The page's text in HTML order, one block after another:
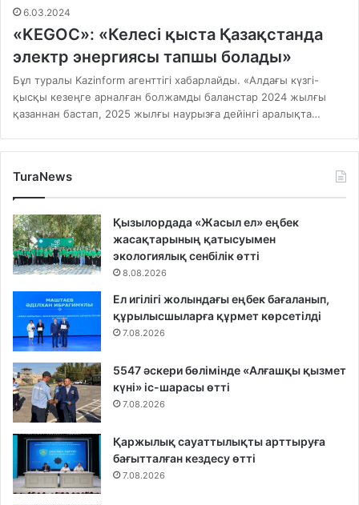
6.03.2024
«KEGOC»: «Келесі қыста Қазақстанда
электр энергиясы тапшы болады»
Бұл туралы Kazinform агенттігі хабарлайды. «Алдағы күзгі-
қысқы кезеңге арналған болжамды баланстар 2024 жылғы
қазаннан бастап, 2025 жылғы наурызға дейінгі аралықта…
TuraNews
Қызылордада «Жасыл ел» еңбек
жасақтарының қатысуымен
экологиялық сенбілік өтті
8.08.2026
Ел игілігі жолындағы еңбек бағаланып,
құрылысшыларға құрмет көрсетілді
7.08.2026
5547 әскери бөлімінде «Алғашқы қызмет
күні» іс-шарасы өтті
7.08.2026
Қаржылық сауаттылықты арттыруға
бағытталған кездесу өтті
7.08.2026